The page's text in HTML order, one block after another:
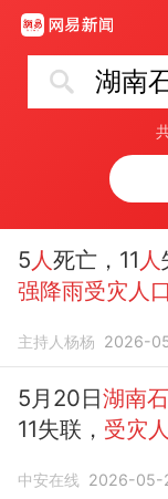
5人死亡，11 人
强降雨受灾人
主持人杨杨 2026-
5月20日湖南
11失联， 受灾
中安在线 2026-05-